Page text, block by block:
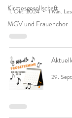
Kirmesgesellschaft
MGV und Frauenchor
1. Okt. 2024 1 Min.
29.